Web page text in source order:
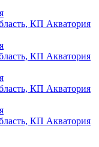
КП Акватория
КП Акватория
КП Акватория
КП Акватория